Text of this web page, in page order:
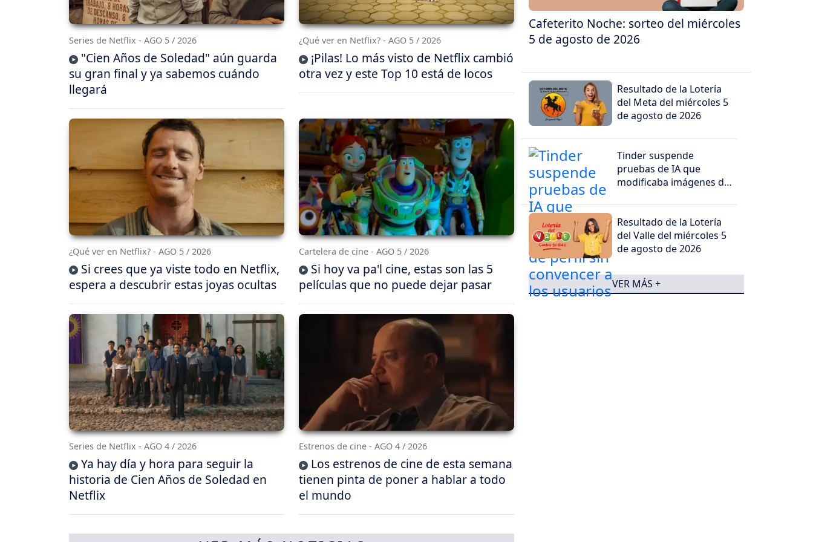
Series de Netflix - AGO 5 / 2026
"Cien Años de Soledad" aún guarda
su gran final y ya sabemos cuándo
llegará
¿Qué ver en Netflix? - AGO 5 / 2026
¡Pilas! Lo más visto de Netflix cambió
otra vez y este Top 10 está de locos
¿Qué ver en Netflix? - AGO 5 / 2026
Si crees que ya viste todo en Netflix,
espera a descubrir estas joyas ocultas
Cartelera de cine - AGO 5 / 2026
Si hoy va pa'l cine, estas son las 5
películas que no puede dejar pasar
Series de Netflix - AGO 4 / 2026
Ya hay día y hora para seguir la
historia de Cien Años de Soledad en
Netflix
Estrenos de cine - AGO 4 / 2026
Los estrenos de cine de esta semana
tienen pinta de poner a hablar a todo
el mundo
Cafeterito Noche: sorteo del miércoles
5 de agosto de 2026
Resultado de la Lotería
del Meta del miércoles 5
de agosto de 2026
Tinder suspende
pruebas de IA que
modificaba imágenes de
usuarios
Resultado de la Lotería
del Valle del miércoles 5
de agosto de 2026
VER MÁS +